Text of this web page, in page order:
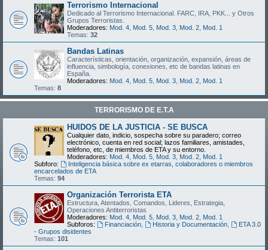
Terrorismo Internacional
Dedicado al Terrorismo Internacional. FARC, IRA, PKK... y Otros
Grupos Terroristas.
Moderadores: Mod. 4 Mod. 5 Mod. 3 Mod. 2 Mod. 1
Temas: 32
Bandas Latinas
Características, orientación, organización, expansión, áreas de
influencia, simbología, conexiones, etc de bandas latinas en
España.
Moderadores: Mod. 4 Mod. 5 Mod. 3 Mod. 2 Mod. 1
Temas: 8
TERRORISMO DE E.T.A
HUIDOS DE LA JUSTICIA - SE BUSCA
Cualquier dato, indicio, sospecha sobre su paradero; correo
electrónico, cuenta en red social; lazos familiares, amistades,
teléfono, etc, de miembros de ETA y su entorno.
Moderadores: Mod. 4 Mod. 5 Mod. 3 Mod. 2 Mod. 1
Subforo:
Inteligencia básica sobre ex etarras, colaboradores o miembros
encarcelados de ETA
Temas: 94
Organización Terrorista ETA
Estructura, Atentados, Comandos, Lideres, Estrategia,
Operaciones Antiterroristas
Moderadores: Mod. 4 Mod. 5 Mod. 3 Mod. 2 Mod. 1
Subforos:
Financiación, Historia y Documentación,
ETA 3.0
- Grupos disidentes
Temas: 101